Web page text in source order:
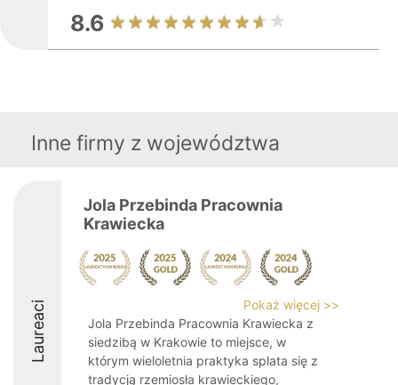
8.6
Inne firmy z województwa
Laureaci
Jola Przebinda Pracownia
Krawiecka
Pokaż więcej >>
Jola Przebinda Pracownia Krawiecka z
siedzibą w Krakowie to miejsce, w
którym wieloletnia praktyka splata się z
tradycją rzemiosła krawieckiego,